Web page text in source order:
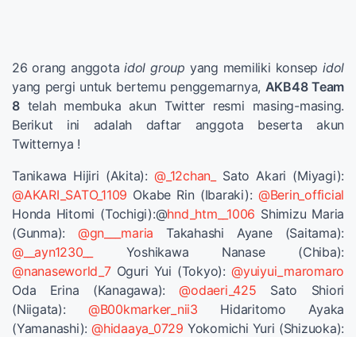
26 orang anggotaidol group yang memiliki konsep idol
yang pergi untuk bertemu penggemarnya, AKB48 Team
8telah membuka akun Twitter resmi masing-masing.
Berikut ini adalah daftar anggota beserta akun
Twitternya !
Tanikawa Hijiri (Akita):@_12chan_
Sato Akari (Miyagi):
@AKARI_SATO_1109 Okabe Rin (Ibaraki): @Berin_official
Honda Hitomi (Tochigi):@hnd_htm__1006 Shimizu Maria
(Gunma): @gn___maria Takahashi Ayane (Saitama):
@__ayn1230__
Yoshikawa Nanase (Chiba):
@nanaseworld_7Oguri Yui (Tokyo): @yuiyui_maromaro
Oda Erina (Kanagawa):@odaeri_425 Sato Shiori
(Niigata): @B00kmarker_nii3 Hidaritomo Ayaka
(Yamanashi):@hidaaya_0729 Yokomichi Yuri (Shizuoka):